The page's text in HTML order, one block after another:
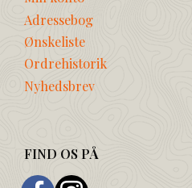
Adressebog
Ønskeliste
Ordrehistorik
Nyhedsbrev
FIND OS PÅ